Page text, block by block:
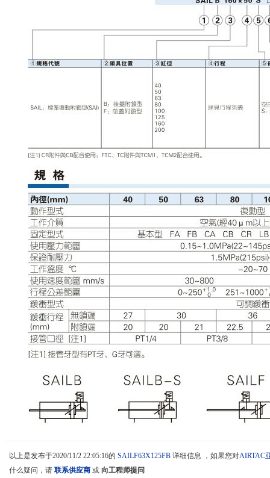
以上是发布于2020/11/2 22:05:16的 SAILF63X125FB 详细信息 ，如果您对AIRTAC
什么疑问，请 联系供应商 或 向工程师提问